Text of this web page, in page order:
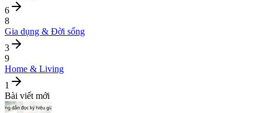
6
8
Gia dụng & Đời sống
3
9
Home & Living
1
Bài viết mới